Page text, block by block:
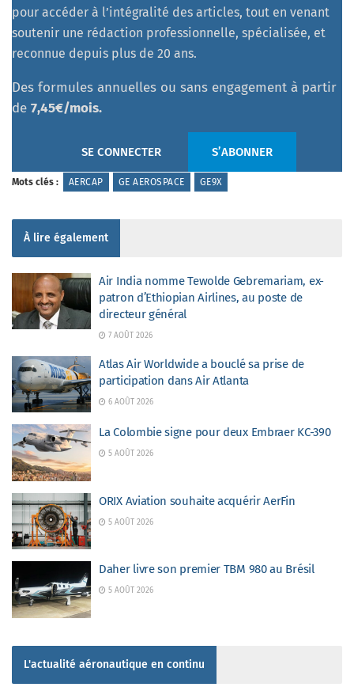
pour accéder à l’intégralité des articles, tout en venant
soutenir une rédaction professionnelle, spécialisée, et
reconnue depuis plus de 20 ans.
Des formules annuelles ou sans engagement à partir
de 7,45€/mois.
SE CONNECTER S’ABONNER
Mots clés : AERCAP GE AEROSPACE GE9X
À lire également
Air India nomme Tewolde Gebremariam, ex-
patron d’Ethiopian Airlines, au poste de
directeur général
7 AOÛT 2026
Atlas Air Worldwide a bouclé sa prise de
participation dans Air Atlanta
6 AOÛT 2026
La Colombie signe pour deux Embraer KC-390
5 AOÛT 2026
ORIX Aviation souhaite acquérir AerFin
5 AOÛT 2026
Daher livre son premier TBM 980 au Brésil
5 AOÛT 2026
L'actualité aéronautique en continu